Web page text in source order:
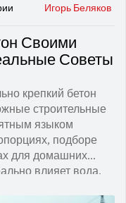
Игорь Беляков
Своими
Советы
крепкий бетон
строительные
языком
подборе
для домашних
влияет вода,